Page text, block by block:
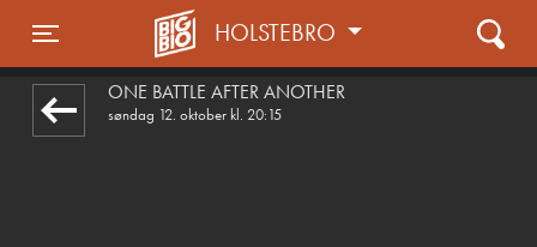
Toggle navigation
HOLSTEBRO
ONE BATTLE AFTER ANOTHER
søndag 12. oktober kl. 20:15
1step-front02 122955